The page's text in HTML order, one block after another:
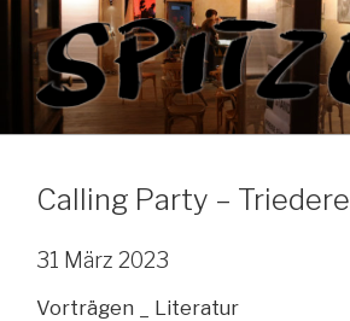
Zum
Inhalt
springen
Calling Party – Triedere
31 März 2023
Vorträgen _ Literatur